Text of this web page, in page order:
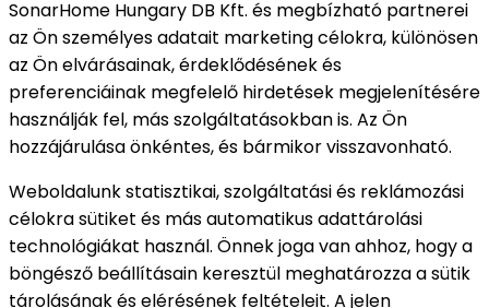
SonarHome Hungary DB Kft. és megbízható partnerei
az Ön személyes adatait marketing célokra, különösen
az Ön elvárásainak, érdeklődésének és
preferenciáinak megfelelő hirdetések megjelenítésére
használják fel, más szolgáltatásokban is. Az Ön
hozzájárulása önkéntes, és bármikor visszavonható.
Weboldalunk statisztikai, szolgáltatási és reklámozási
célokra sütiket és más automatikus adattárolási
technológiákat használ. Önnek joga van ahhoz, hogy a
böngésző beállításain keresztül meghatározza a sütik
tárolásának és elérésének feltételeit. A jelen